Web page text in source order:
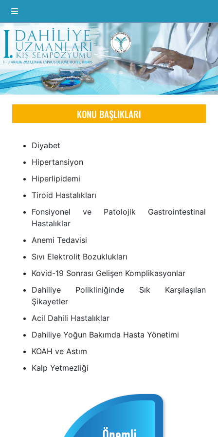
KONU BAŞLIKLARI
Diyabet
Hipertansiyon
Hiperlipidemi
Tiroid Hastalıkları
Fonsiyonel ve Patolojik Gastrointestinal
Hastalıklar
Anemi Tedavisi
Sıvı Elektrolit Bozuklukları
Kovid-19 Sonrası Gelişen Komplikasyonlar
Dahiliye Polikliniğinde Sık Karşılaşılan
Şikayetler
Acil Dahili Hastalıklar
Dahiliye Yoğun Bakımda Hasta Yönetimi
KOAH ve Astım
Kalp Yetmezliği